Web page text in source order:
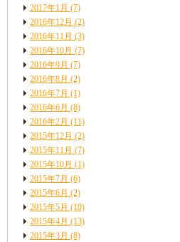
2017年1月 (7)
2016年12月 (2)
2016年11月 (3)
2016年10月 (7)
2016年9月 (7)
2016年8月 (2)
2016年7月 (1)
2016年6月 (8)
2016年2月 (11)
2015年12月 (2)
2015年11月 (7)
2015年10月 (1)
2015年7月 (6)
2015年6月 (2)
2015年5月 (10)
2015年4月 (13)
2015年3月 (8)